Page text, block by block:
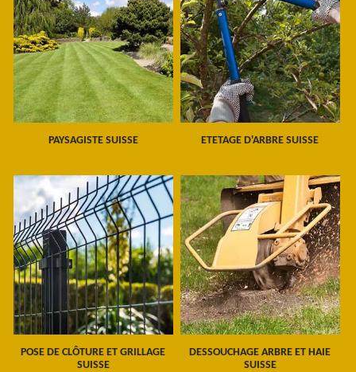
PAYSAGISTE SUISSE ETETAGE D'ARBRE SUISSE
POSE DE CLÔTURE ET GRILLAGE
SUISSE
DESSOUCHAGE ARBRE ET HAIE
SUISSE